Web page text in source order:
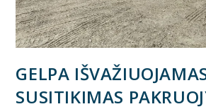
GELPA
SUSITIKIMAS